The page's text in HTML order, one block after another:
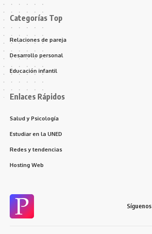
Categorías Top
Relaciones de pareja
Desarrollo personal
Educación infantil
Enlaces Rápidos
Salud y Psicología
Estudiar en la UNED
Redes y tendencias
Hosting Web
Síguenos